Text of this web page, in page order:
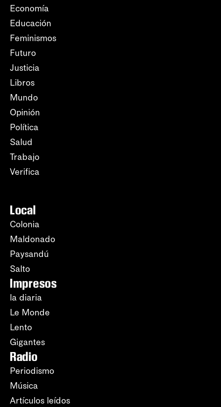
Economía
Educación
Feminismos
Futuro
Justicia
Libros
Mundo
Opinión
Política
Salud
Trabajo
Verifica
Local
Colonia
Maldonado
Paysandú
Salto
Impresos
la diaria
Le Monde
Lento
Gigantes
Radio
Periodismo
Música
Artículos leídos